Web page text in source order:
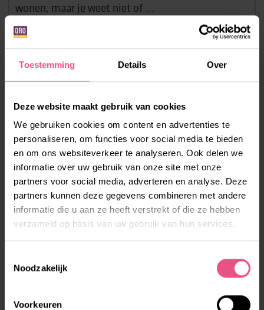
Toestemming Details Over
Deze website maakt gebruik van cookies
We gebruiken cookies om content en advertenties te
personaliseren, om functies voor social media te bieden
en om ons websiteverkeer te analyseren. Ook delen we
informatie over uw gebruik van onze site met onze
partners voor social media, adverteren en analyse. Deze
partners kunnen deze gegevens combineren met andere
informatie die u aan ze heeft verstrekt of die ze hebben
verzameld op basis van uw gebruik van hun services.
Noodzakelijk
Voorkeuren
wonen, maar je weet niet of ...
LEREN LEREN
heeft kan het soms lastig zijn naar een gewone ...